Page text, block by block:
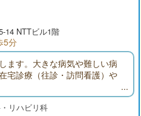
14 NTTビル1階
5分
ます。大きな病気や難しい病
宅診療（往診・訪問看護）や
リハビリ科